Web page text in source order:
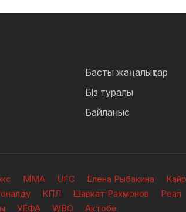
Басты жаңалықтар
Біз туралы
Байланыс
ММА UFC Елена Рыбакина
КПЛ Шавкат Рахмонов Реал
УЕФА WBO Актобе